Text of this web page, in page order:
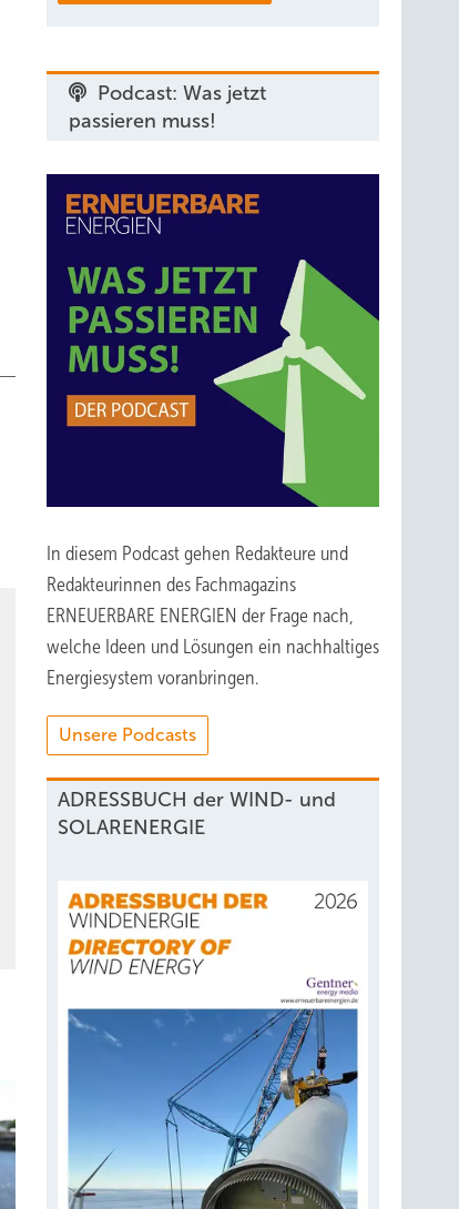
Podcast: Was jetzt
passieren muss!
In diesem Podcast gehen Redakteure und
Redakteurinnen des Fachmagazins
ERNEUERBARE ENERGIEN der Frage nach,
welche Ideen und Lösungen ein nachhaltiges
Energiesystem voranbringen.
Unsere Podcasts
ADRESSBUCH der WIND- und
SOLARENERGIE